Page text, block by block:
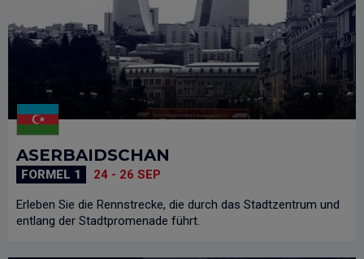
ASERBAIDSCHAN
FORMEL 1 24 - 26 SEP
Erleben Sie die Rennstrecke, die durch das Stadtzentrum und
entlang der Stadtpromenade führt.